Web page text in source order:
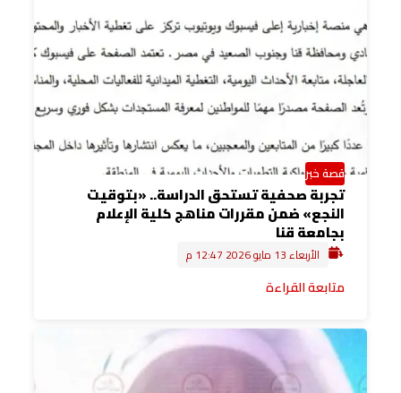
قصة خبر
تجربة صحفية تستحق الدراسة.. «بتوقيت
النجع» ضمن مقررات مناهج كلية الإعلام
بجامعة قنا
الأربعاء 13 مايو 2026 12:47 م
متابعة القراءة